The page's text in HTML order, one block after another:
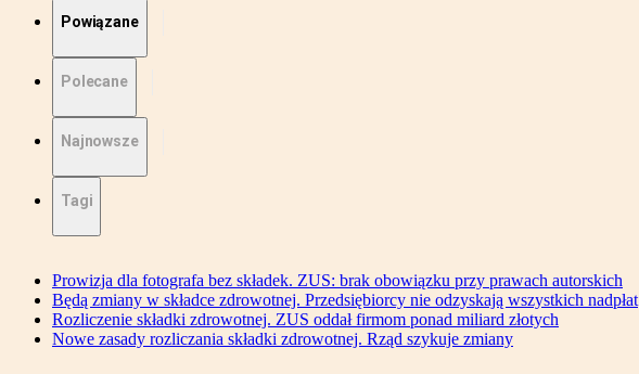
Powiązane
Polecane
Najnowsze
Tagi
Prowizja dla fotografa bez składek. ZUS: brak obowiązku przy prawach autorskich
Będą zmiany w składce zdrowotnej. Przedsiębiorcy nie odzyskają wszystkich nadpłat
Rozliczenie składki zdrowotnej. ZUS oddał firmom ponad miliard złotych
Nowe zasady rozliczania składki zdrowotnej. Rząd szykuje zmiany